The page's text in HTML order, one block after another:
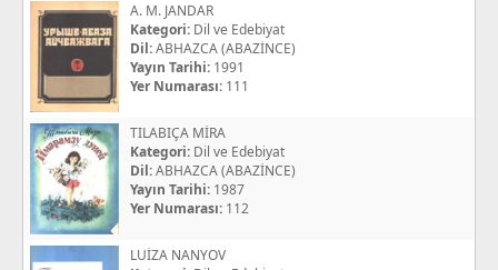
A. M. JANDAR
Kategori: Dil ve Edebiyat
Dil:ABHAZCA (ABAZİNCE)
Yayın Tarihi: 1991
Yer Numarası: 111
TILABIÇA MİRA
Kategori: Dil ve Edebiyat
Dil:ABHAZCA (ABAZİNCE)
Yayın Tarihi: 1987
Yer Numarası: 112
LUİZA NANYOV